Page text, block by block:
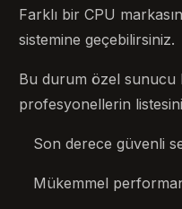
Farklı bir CPU
sistemine geçebilirsiniz.
Bu durum özel sunucu
profesyonellerin
Son derece güvenli
Mükemmel